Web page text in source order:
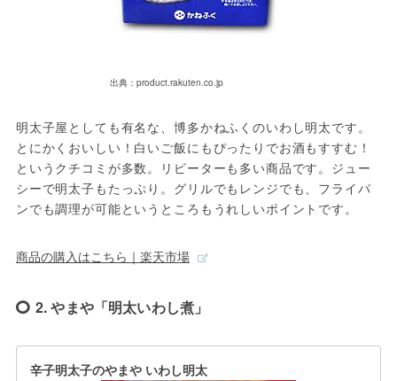
出典：product.rakuten.co.jp
明太子屋としても有名な、博多かねふくのいわし明太です。
とにかくおいしい！白いご飯にもぴったりでお酒もすすむ！
というクチコミが多数。リピーターも多い商品です。ジュー
シーで明太子もたっぷり。グリルでもレンジでも、フライパ
ンでも調理が可能というところもうれしいポイントです。
商品の購入はこちら｜楽天市場
2. やまや「明太いわし煮」
辛子明太子のやまや いわし明太